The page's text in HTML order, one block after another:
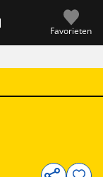
Favorieten